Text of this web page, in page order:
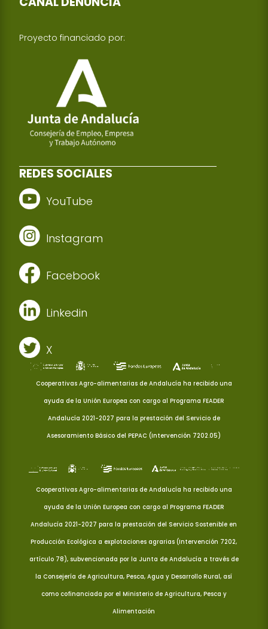
Proyecto financiado por:
REDES SOCIALES
YouTube
Instagram
Facebook
Linkedin
X
Cooperativas Agro-alimentarias de Andalucía ha recibido una
ayuda de la Unión Europea con cargo al Programa FEADER
Andalucía 2021-2027 para la prestación del Servicio de
Asesoramiento Básico del PEPAC (Intervención 7202.05)
Cooperativas Agro-alimentarias de Andalucía ha recibido una
ayuda de la Unión Europea con cargo al Programa FEADER
Andalucía 2021-2027 para la prestación del Servicio Sostenible en
Producción Ecológica a explotaciones agrarias (Intervención 7202,
artículo 78), subvencionada por la Junta de Andalucía a través de
la Consejería de Agricultura, Pesca, Agua y Desarrollo Rural, así
como cofinanciada por el Ministerio de Agricultura, Pesca y
Alimentación